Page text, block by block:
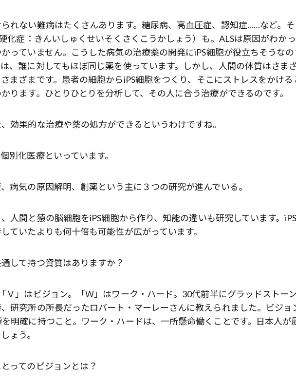
れない難病はたくさんあります。糖尿病、高血圧症、認知症……など。そ
化症：きんいしゅくせいそくさくこうかしょう）も。ALSは原因がわか
っていません。こうした病気の治療薬の開発にiPS細胞が役立ちそうなの
、誰に対してもほぼ同じ薬を使っています。しかし、人間の体質はさま
まざまです。患者の細胞からiPS細胞をつくり、そこにストレスをかける
ります。ひとりひとりを分析して、その人に合う治療ができるのです。
効果的な治療や薬の処方ができるというわけですね。
化医療といっています。
病気の原因解明、創薬という主に３つの研究が進んでいる。
人間と猿の脳細胞をiPS細胞から作り、知能の違いも研究しています。
ていたよりも何十倍も可能性が広がっています。
して持つ資質はありますか？
」はビジョン。「Ｗ」はワーク・ハード。30代前半にグラッドストー
研究所の所長だったロバート・マーレーさんに教えられました。ビジョ
明確に持つこと。ワーク・ハードは、一所懸命働くことです。日本人が
ょう。
ってのビジョンとは？